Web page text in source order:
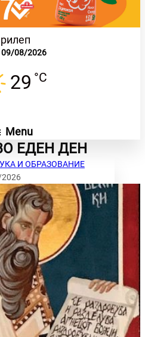
09/08/2026
29 °C
Menu
ЕДЕН ДЕН
И ОБРАЗОВАНИЕ